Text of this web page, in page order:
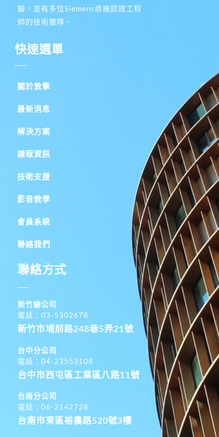
驗，並有多位Siemens原廠認證工程
師的技術團隊。
快速選單
關於敦擎
最新消息
解決方案
課程資訊
技術支援
影音教學
會員系統
聯絡我們
聯絡方式
新竹總公司
電話：03-5302678
新竹市埔前路248巷5弄21號
台中分公司
電話：04-23553108
台中市西屯區工業區八路11號
台南分公司
電話：06-2142728
台南市東區裕農路520號3樓